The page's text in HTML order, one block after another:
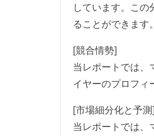
しています。こ
ることができます。
[競合情勢]
当レポートでは、
イヤーのプロフィ
[市場細分化と予測]
当レポートでは、